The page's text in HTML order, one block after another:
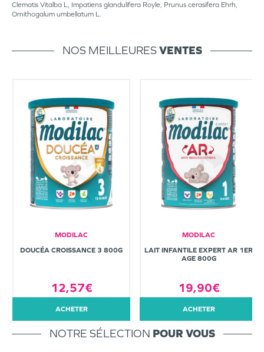
Clematis Vitalba L, Impatiens glandulifera Royle, Prunus cerasifera Ehrh,
Ornithogalum umbellatum L.
NOS MEILLEURESVENTES
MODILAC
DOUCÉA CROISSANCE 3 800G
12,57€
ACHETER
MODILAC
LAIT INFANTILE EXPERT AR 1ER
AGE 800G
19,90€
ACHETER
NOTRE SÉLECTION POUR VOUS